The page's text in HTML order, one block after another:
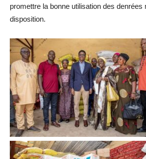
promettre la bonne utilisation des denrées
disposition.